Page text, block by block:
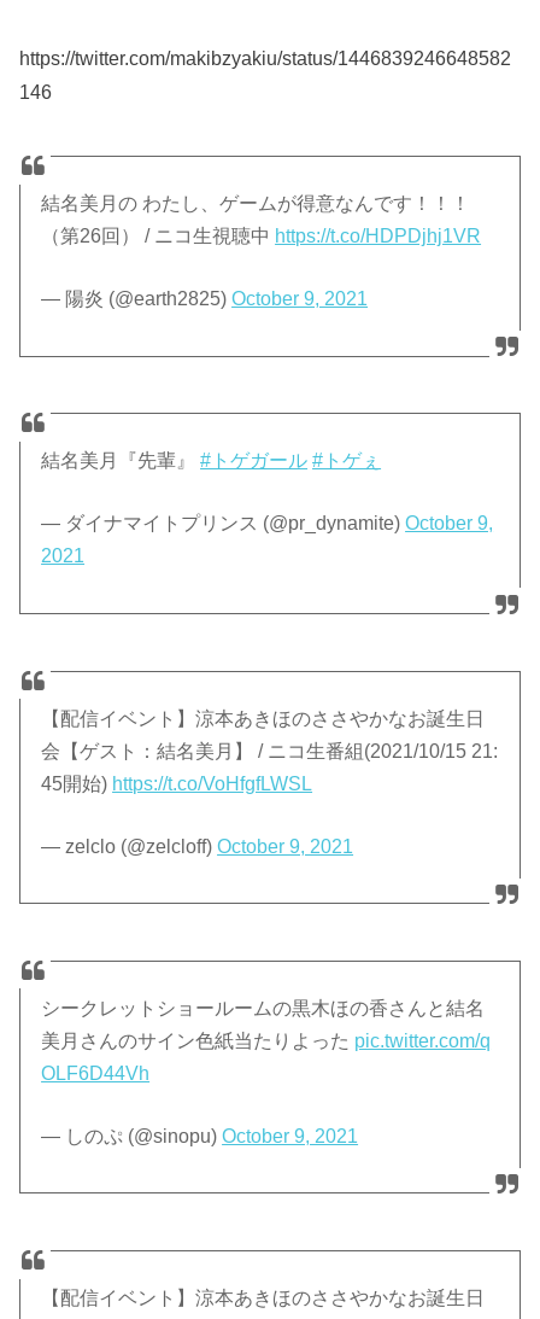
https://twitter.com/makibzyakiu/status/1446839246648582
146
結名美月の わたし、ゲームが得意なんです！！！
（第26回） / ニコ生視聴中 https://t.co/HDPDjhj1VR
— 陽炎 (@earth2825)October 9, 2021
結名美月『先輩』#トゲガール #トゲぇ
— ダイナマイトプリンス (@pr_dynamite)October 9,
2021
【配信イベント】涼本あきほのささやかなお誕生日
会【ゲスト：結名美月】 / ニコ生番組(2021/10/15 21:
45開始) https://t.co/VoHfgfLWSL
— zelclo (@zelcloff)October 9, 2021
シークレットショールームの黒木ほの香さんと結名
美月さんのサイン色紙当たりよった pic.twitter.com/q
OLF6D44Vh
— しのぷ (@sinopu)October 9, 2021
【配信イベント】涼本あきほのささやかなお誕生日